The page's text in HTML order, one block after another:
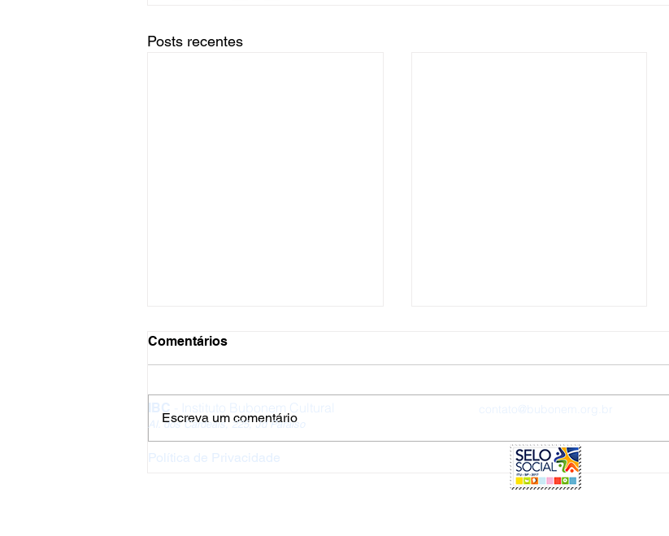
Posts recentes
Exposições de fim de ano
2019: um ano que entrará
para a nossa história
Comentários
Escreva um comentário
IBC - Instituto Bubonem Cultural
Al. dos Cardeais, 225, Jd Paraíso
Política de Privacidade
contato@bubonem.org.br